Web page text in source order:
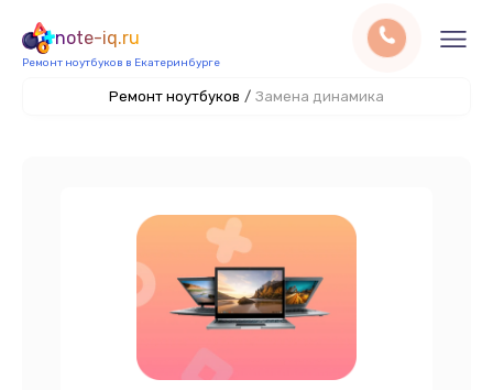
note-iq.ru
Ремонт ноутбуков в Екатеринбурге
Ремонт ноутбуков / Замена динамика